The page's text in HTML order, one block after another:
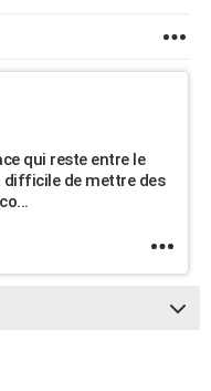
qui reste entre le
difficile de mettre des